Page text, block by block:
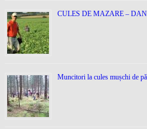
CULES DE MAZARE –
Muncitori la cules mușchi de